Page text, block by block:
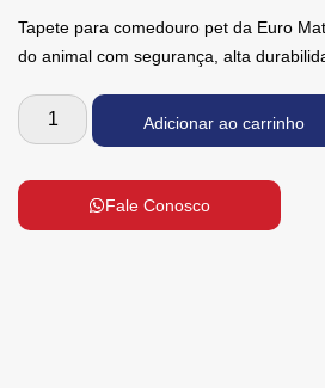
Tapete para comedouro pet da Euro
do animal com segurança, alta
Adicionar ao carrinho
Fale Conosco